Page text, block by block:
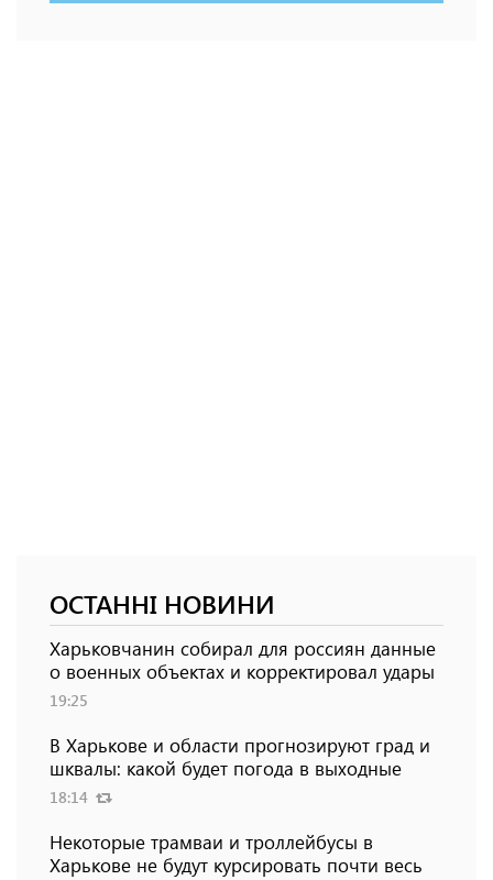
ОСТАННІ НОВИНИ
Харьковчанин собирал для россиян данные
о военных объектах и ​​корректировал удары
19:25
В Харькове и области прогнозируют град и
шквалы: какой будет погода в выходные
18:14
Некоторые трамваи и троллейбусы в
Харькове не будут курсировать почти весь